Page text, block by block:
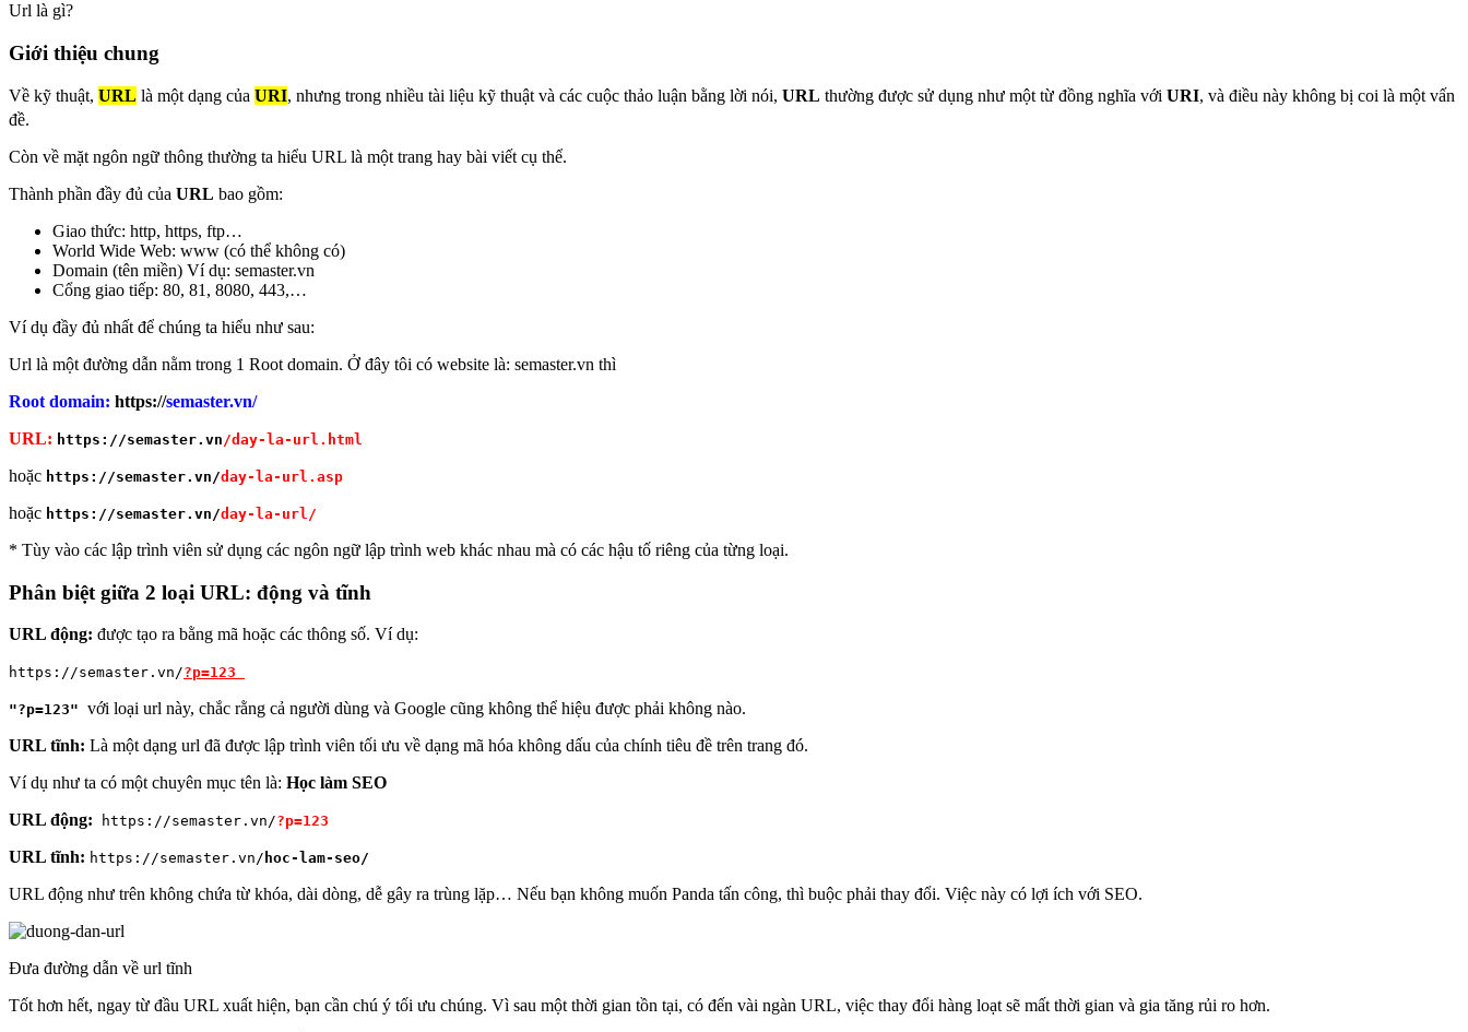
Url là gì?
Giới thiệu chung
Về kỹ thuật, URL là một dạng của URI, nhưng trong nhiều tài liệu kỹ thuật và các cuộc thảo luận bằng lời nói, URL thường được sử dụng như một từ đồng nghĩa với URI, và điều này không bị coi là một vấn
đề.
Còn về mặt ngôn ngữ thông thường ta hiểu URL là một trang hay bài viết cụ thể.
Thành phần đầy đủ của URL bao gồm:
Giao thức: http, https, ftp…
World Wide Web: www (có thể không có)
Domain (tên miền) Ví dụ: semaster.vn
Cổng giao tiếp: 80, 81, 8080, 443,…
Ví dụ đầy đủ nhất để chúng ta hiểu như sau:
Url là một đường dẫn nằm trong 1 Root domain. Ở đây tôi có website là: semaster.vn thì
Root domain: https://semaster.vn/
URL: https://semaster.vn /day-la-url.html
hoặc https://semaster.vn/day-la-url.asp
hoặc https://semaster.vn/day-la-url/
* Tùy vào các lập trình viên sử dụng các ngôn ngữ lập trình web khác nhau mà có các hậu tố riêng của từng loại.
Phân biệt giữa 2 loại URL: động và tĩnh
URL động: được tạo ra bằng mã hoặc các thông số. Ví dụ:
https://semaster.vn/?p=123
"?p=123" với loại url này, chắc rằng cả người dùng và Google cũng không thể hiệu được phải không nào.
URL tĩnh: Là một dạng url đã được lập trình viên tối ưu về dạng mã hóa không dấu của chính tiêu đề trên trang đó.
Ví dụ như ta có một chuyên mục tên là: Học làm SEO
URL động: https://semaster.vn/?p=123
URL tĩnh: https://semaster.vn/ hoc-lam-seo/
URL động như trên không chứa từ khóa, dài dòng, dễ gây ra trùng lặp… Nếu bạn không muốn Panda tấn công, thì buộc phải thay đổi. Việc này có lợi ích với SEO.
Đưa đường dẫn về url tĩnh
Tốt hơn hết, ngay từ đầu URL xuất hiện, bạn cần chú ý tối ưu chúng. Vì sau một thời gian tồn tại, có đến vài ngàn URL, việc thay đổi hàng loạt sẽ mất thời gian và gia tăng rủi ro hơn.